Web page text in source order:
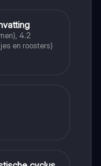
4.2
en roosters)